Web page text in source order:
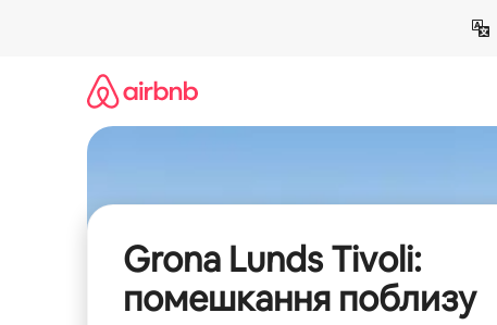
Grona Lunds Tivoli:
помешкання поблизу